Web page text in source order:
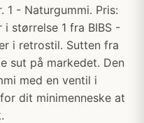
1 - Naturgummi. Pris:
størrelse 1 fra BIBS -
i retrostil. Sutten fra
sut på markedet. Den
med en ventil i
dit minimenneske at